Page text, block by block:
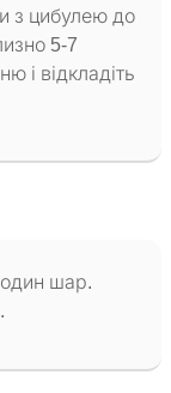
з цибулею до
5-7
і відкладіть
шар.